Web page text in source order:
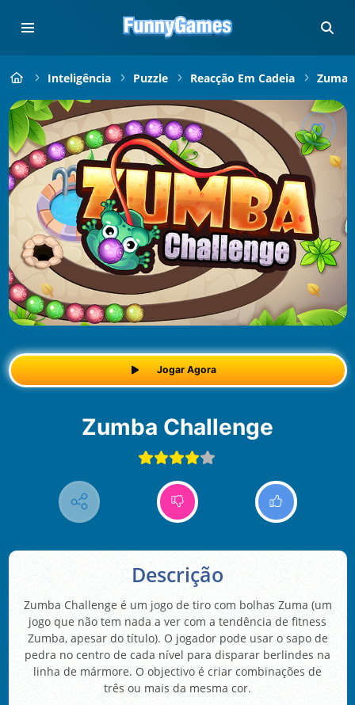
Inteligência Puzzle Reacção Em Cadeia Zuma
Jogar Agora
Zumba Challenge
Descrição
Zumba Challenge é um jogo de tiro com bolhas Zuma (um
jogo que não tem nada a ver com a tendência de fitness
Zumba, apesar do título). O jogador pode usar o sapo de
pedra no centro de cada nível para disparar berlindes na
linha de mármore. O objectivo é criar combinações de
três ou mais da mesma cor.